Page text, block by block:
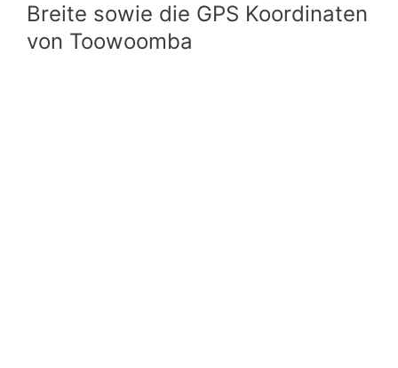
Breite sowie die GPS Koordinaten
von Toowoomba